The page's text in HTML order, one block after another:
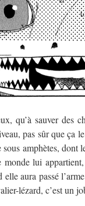
qu’à sauver des
pas sûr que ça
amphètes, dont
lui appartient,
aura passé
lézard, c’est un